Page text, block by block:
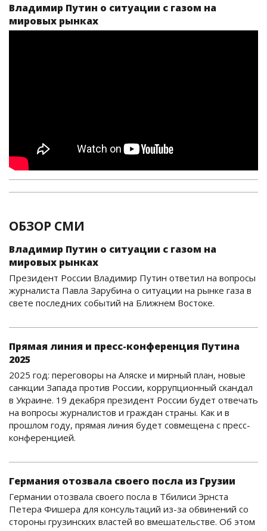
Владимир Путин о ситуации с газом на
мировых рынках
ОБЗОР СМИ
Владимир Путин о ситуации с газом на
мировых рынках
Президент России Владимир Путин ответил на вопросы
журналиста Павла Зарубина о ситуации на рынке газа в
свете последних событий на Ближнем Востоке.
Прямая линия и пресс-конференция Путина
2025
2025 год: переговоры на Аляске и мирный план, новые
санкции Запада против России, коррупционный скандал
в Украине. 19 декабря президент России будет отвечать
на вопросы журналистов и граждан страны. Как и в
прошлом году, прямая линия будет совмещена с пресс-
конференцией.
Германия отозвала своего посла из Грузии
Германии отозвала своего посла в Тбилиси Эрнста
Петера Фишера для консультаций из-за обвинений со
стороны грузинских властей во вмешательстве. Об этом